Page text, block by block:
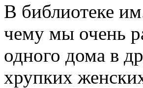
В библиотеке
чему мы очень
одного дома в
хрупких